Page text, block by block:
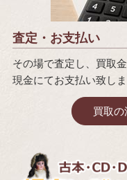
査定・お支払い
その場で査定し、買取
現金にてお支払い致しま
買取の